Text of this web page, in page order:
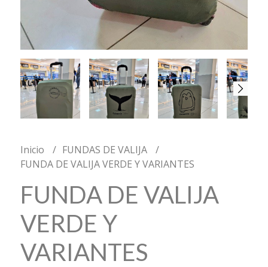
Inicio
FUNDAS DE VALIJA
FUNDA DE VALIJA VERDE Y VARIANTES
FUNDA DE VALIJA
VERDE Y
VARIANTES